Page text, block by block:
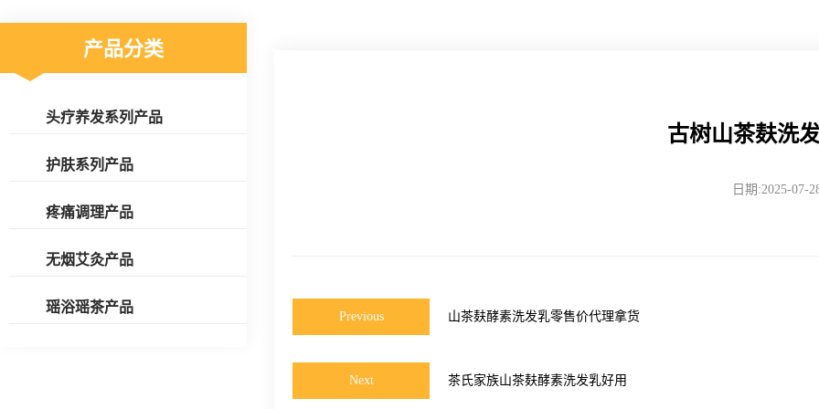
产品分类
头疗养发系列产品
护肤系列产品
疼痛调理产品
无烟艾灸产品
瑶浴瑶茶产品
古树山茶麸洗
日期:2025-07-
Previous 山茶麸酵素洗发乳零售价代理拿货
Next 茶氏家族山茶麸酵素洗发乳好用